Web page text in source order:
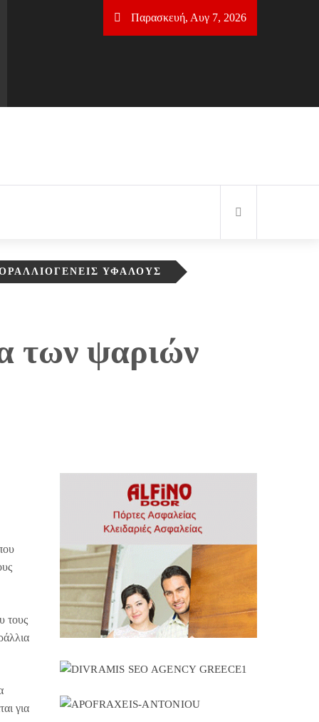
Παρασκευή, Αυγ 7, 2026
ΥΦΆΛΟΥΣ
των ψαριών
τους
για